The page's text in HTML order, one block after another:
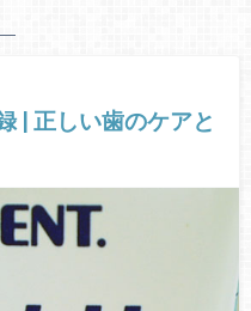
| 正しい歯のケアと